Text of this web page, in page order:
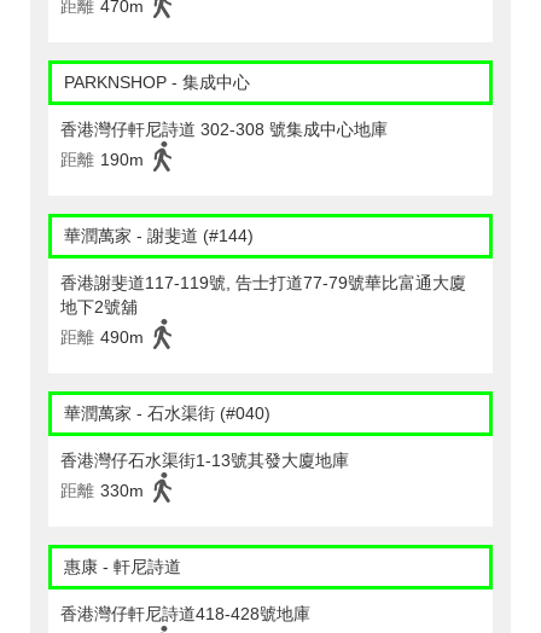
距離 470m
PARKNSHOP - 集成中心
香港灣仔軒尼詩道 302-308 號集成中心地庫
距離 190m
華潤萬家 - 謝斐道 (#144)
香港謝斐道117-119號, 告士打道77-79號華比富通大廈
地下2號舖
距離 490m
華潤萬家 - 石水渠街 (#040)
香港灣仔石水渠街1-13號其發大廈地庫
距離 330m
惠康 - 軒尼詩道
香港灣仔軒尼詩道418-428號地庫